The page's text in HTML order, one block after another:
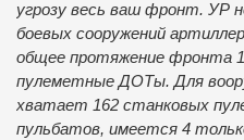
угрозу весь ваш фронт. УР
боевых сооружений
общее протяжение фронта
пулеметные ДОТы. Для
хватает 162 станковых
пульбатов, имеется 4